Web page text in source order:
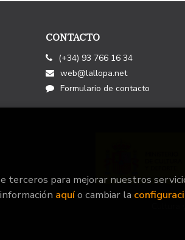
CONTACTO
(+34) 93 766 16 34
web@lallopa.net
Formulario de contacto
Este Proyecto ha recibido
terceros para mejorar nuestros
aquío cambiar la